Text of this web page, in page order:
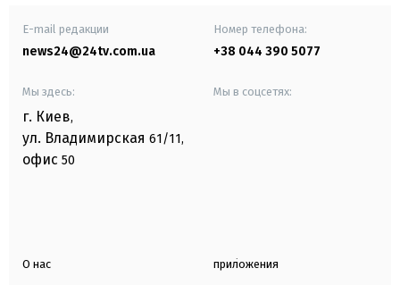
E-mail редакции
news24@24tv.com.ua
Номер телефона:
+38 044 390 5077
Мы здесь:
г. Киев,
ул. Владимирская 61/11,
офис 50
Мы в соцсетях:
О нас приложения